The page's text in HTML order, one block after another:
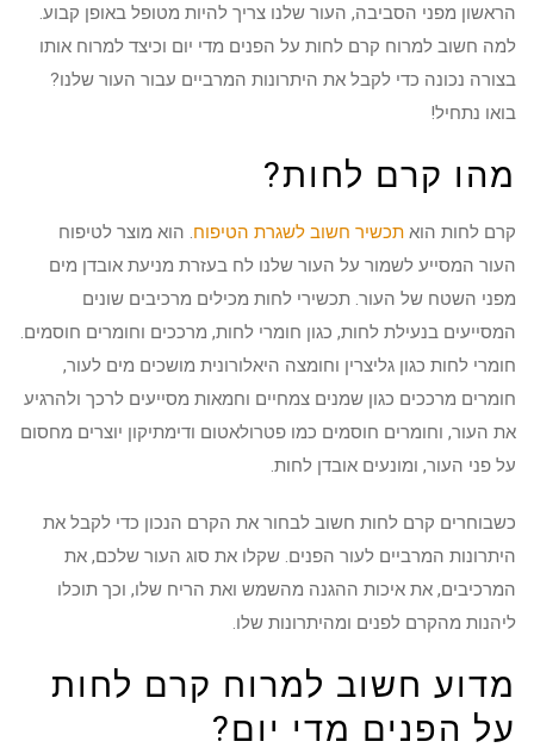
הראשון מפני הסביבה, העור שלנו צריך להיות מטופל באופן קבוע.
למה חשוב למרוח קרם לחות על הפנים מדי יום וכיצד למרוח אותו
בצורה נכונה כדי לקבל את היתרונות המרביים עבור העור שלנו?
בואו נתחיל!
מהו קרם לחות?
קרם לחות הואתכשיר חשוב לשגרת הטיפוח. הוא מוצר לטיפוח
העור המסייע לשמור על העור שלנו לח בעזרת מניעת אובדן מים
מפני השטח של העור. תכשירי לחות מכילים מרכיבים שונים
המסייעים בנעילת לחות, כגון חומרי לחות, מרככים וחומרים חוסמים.
חומרי לחות כגון גליצרין וחומצה היאלורונית מושכים מים לעור,
חומרים מרככים כגון שמנים צמחיים וחמאות מסייעים לרכך ולהרגיע
את העור, וחומרים חוסמים כמו פטרולאטום ודימתיקון יוצרים מחסום
על פני העור, ומונעים אובדן לחות.
כשבוחרים קרם לחות חשוב לבחור את הקרם הנכון כדי לקבל את
היתרונות המרביים לעור הפנים. שקלו את סוג העור שלכם, את
המרכיבים, את איכות ההגנה מהשמש ואת הריח שלו, וכך תוכלו
ליהנות מהקרם לפנים ומהיתרונות שלו.
מדוע חשוב למרוח קרם לחות
על הפנים מדי יום?